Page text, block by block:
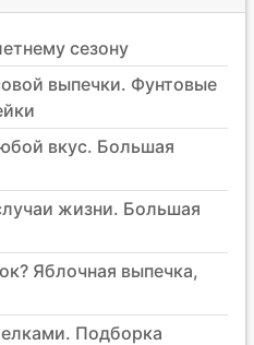
сезону
выпечки. Фунтовые
вкус. Большая
жизни. Большая
Яблочная выпечка,
Подборка